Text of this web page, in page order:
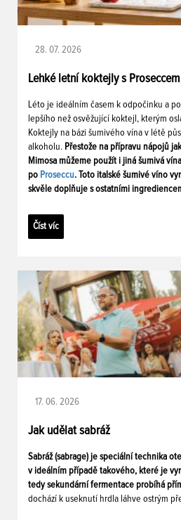
28. 07. 2026
Lehké letní koktejly s Proseccem
Léto je ideálním časem k odpočinku a
lepšího než osvěžující koktejl, kterým
Koktejly na bázi šumivého vína v létě
alkoholu. Přestože na přípravu nápojů
Mimosa můžeme použít i jiná šumivá
po Proseccu. Toto italské šumivé víno
skvěle doplňuje s ostatními
Číst víc
17. 06. 2026
Jak udělat sabráž
Sabráž (sabrage) je speciální technika
v ideálním případě takového, které je
tedy sekundární fermentace probíhá
dochází k useknutí hrdla láhve ostrým